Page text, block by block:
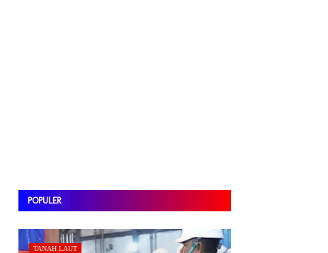
POPULER
TANAH LAUT